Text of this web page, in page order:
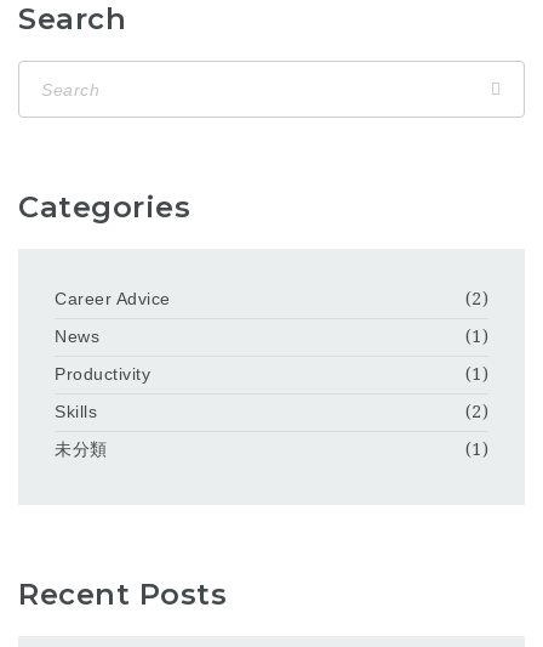
Search
Categories
Career Advice
(2)
News
(1)
Productivity
(1)
Skills
(2)
未分類
(1)
Recent Posts